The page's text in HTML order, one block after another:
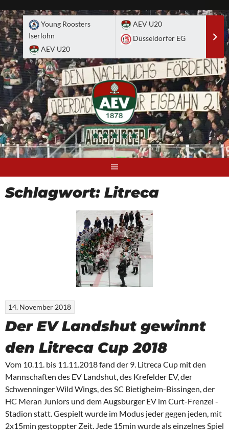
to
content
Young Roosters
Iserlohn
AEV U20
AEV U20
Düsseldorfer EG
Schlagwort: Litreca
14. November 2018
Der EV Landshut gewinnt
den Litreca Cup 2018
Vom 10.11. bis 11.11.2018 fand der 9. Litreca Cup mit den
Mannschaften des EV Landshut, des Krefelder EV, der
Schwenninger Wild Wings, des SC Bietigheim-Bissingen, der
HC Meran Juniors und dem Augsburger EV im Curt-Frenzel -
Stadion statt. Gespielt wurde im Modus jeder gegen jeden, mit
2x15min gestoppter Zeit. Jede 15min wurde als einzelnes Spiel